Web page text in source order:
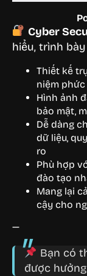
Cyber
hiểu, trình
Thiết kế
niệm
Hình ảnh
bảo mật,
Dễ dàng
dữ liệu,
ro
Phù hợp
đào tạo
Mang lại
cậy cho
—
Bạn có
được